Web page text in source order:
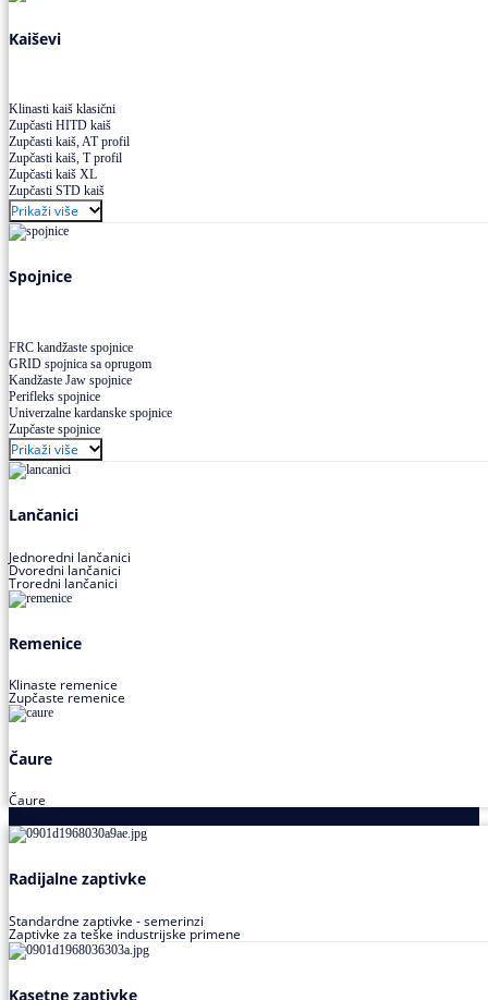
Kaiševi
Klinasti kaiš klasični
Zupčasti HITD kaiš
Zupčasti kaiš, AT profil
Zupčasti kaiš, T profil
Zupčasti kaiš XL
Zupčasti STD kaiš
Uskoprofilno klinasto remenje
Uskoprofilno klinasto remenje spojeno
Uskoprofilno klinasto remenje XP extra power
Prikaži više
Spojnice
FRC kandžaste spojnice
GRID spojnica sa oprugom
Kandžaste Jaw spojnice
Perifleks spojnice
Univerzalne kardanske spojnice
Zupčaste spojnice
Prikaži više
Lančanici
Jednoredni lančanici
Dvoredni lančanici
Troredni lančanici
Remenice
Klinaste remenice
Zupčaste remenice
Čaure
Čaure
Radijalne zaptivke
Standardne zaptivke - semerinzi
Zaptivke za teške industrijske primene
Kasetne zaptivke